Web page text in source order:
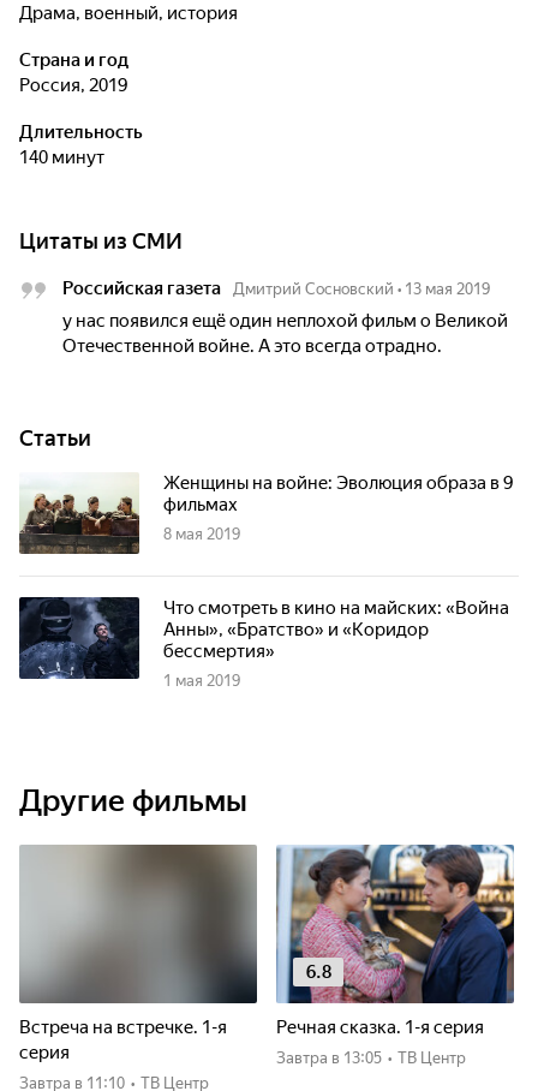
драма, военный, история
Страна и год
Россия, 2019
Длительность
140 минут
Цитаты из СМИ
Российская газета Дмитрий Сосновский • 13 мая 2019
у нас появился ещё один неплохой фильм о Великой
Отечественной войне. А это всегда отрадно.
Статьи
Женщины на войне: Эволюция образа в 9
фильмах
8 мая 2019
Что смотреть в кино на майских: «Война
Анны», «Братство» и «Коридор
бессмертия»
1 мая 2019
Другие фильмы
Встреча на встречке. 1-я
серия
Завтра в 11:10 • ТВ Центр
6.8
Речная сказка. 1-я серия
Завтра в 13:05 • ТВ Центр